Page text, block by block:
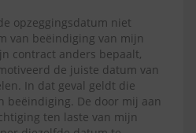
opzeggingsdatum niet
van beëindiging van mijn
contract anders bepaalt,
de juiste datum van
In dat geval geldt die
beëindiging. De door mij aan
ten laste van mijn